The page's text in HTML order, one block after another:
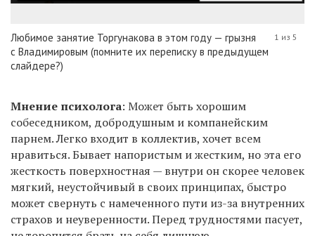
Любимое занятие Торгунакова в этом году — грызня
с Владимировым (помните их переписку в предыдущем
слайдере?)
1 из 5
Мнение психолога: Может быть хорошим
собеседником, добродушным и компанейским
парнем. Легко входит в коллектив, хочет всем
нравиться. Бывает напористым и жестким, но эта его
жесткость поверхностная — внутри он скорее человек
мягкий, неустойчивый в своих принципах, быстро
может свернуть с намеченного пути из-за внутренних
страхов и неуверенности. Перед трудностями пасует,